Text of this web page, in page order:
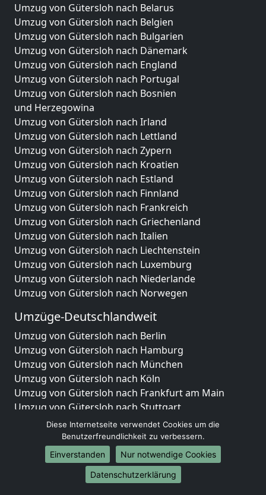
Umzug von Gütersloh nach Belarus
Umzug von Gütersloh nach Belgien
Umzug von Gütersloh nach Bulgarien
Umzug von Gütersloh nach Dänemark
Umzug von Gütersloh nach England
Umzug von Gütersloh nach Portugal
Umzug von Gütersloh nach Bosnien
und Herzegowina
Umzug von Gütersloh nach Irland
Umzug von Gütersloh nach Lettland
Umzug von Gütersloh nach Zypern
Umzug von Gütersloh nach Kroatien
Umzug von Gütersloh nach Estland
Umzug von Gütersloh nach Finnland
Umzug von Gütersloh nach Frankreich
Umzug von Gütersloh nach Griechenland
Umzug von Gütersloh nach Italien
Umzug von Gütersloh nach Liechtenstein
Umzug von Gütersloh nach Luxemburg
Umzug von Gütersloh nach Niederlande
Umzug von Gütersloh nach Norwegen
Umzüge-Deutschlandweit
Umzug von Gütersloh nach Berlin
Umzug von Gütersloh nach Hamburg
Umzug von Gütersloh nach München
Umzug von Gütersloh nach Köln
Umzug von Gütersloh nach Frankfurt am Main
Umzug von Gütersloh nach Stuttgart
Umzug von Gütersloh nach Düsseldorf
Umzug von Gütersloh nach Leipzig
Umzug von Gütersloh nach Dortmund
Umzug von Gütersloh nach Essen
Umzug von Gütersloh nach Bremen
Diese Internetseite verwendet Cookies um die
Benutzerfreundlichkeit zu verbessern.
Einverstanden
Nur notwendige Cookies
Datenschutzerklärung